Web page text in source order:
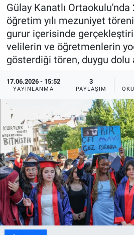
Gülay Kanatlı
öğretim yılı mezuniyet
gurur içerisinde
velilerin ve öğretmenlerin
gösterdiği tören, duygu dolu
17.06.2026 - 15:52
YAYINLANMA
3
PAYLAŞIM
SİYASET
TEKNOLOJİ
ASAYİŞ
Tüm Manşetler
Son Dakika Haberleri